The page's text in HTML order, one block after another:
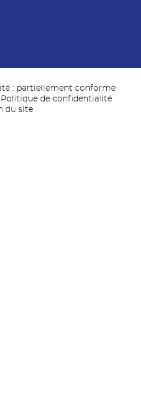
: partiellement conforme
Politique de confidentialité
du site